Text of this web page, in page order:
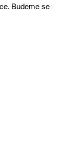
Budeme se